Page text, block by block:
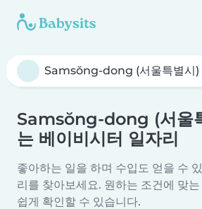
Samsŏng-dong (서울
는 베이비시터 일자리
좋아하는 일을 하며 수입도 얻을 수
리를 찾아보세요. 원하는 조건에 맞
쉽게 확인할 수 있습니다.